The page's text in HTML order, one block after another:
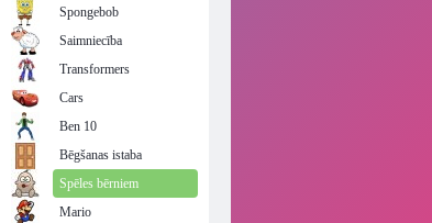
Spongebob
Saimniecība
Transformers
Cars
Ben 10
Bēgšanas istaba
Spēles bērniem
Mario